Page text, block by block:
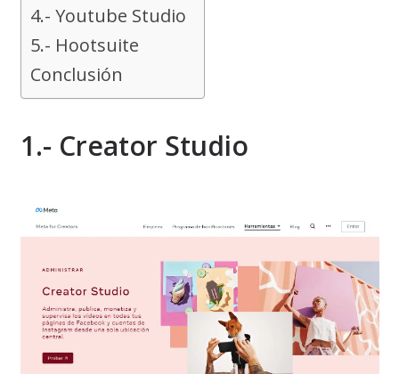
4.- Youtube Studio
5.- Hootsuite
Conclusión
1.- Creator Studio